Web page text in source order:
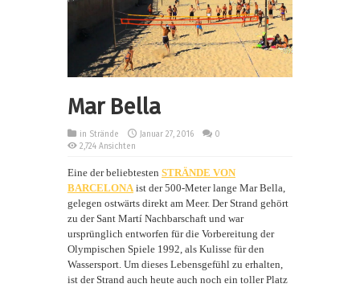
Mar Bella
in Strände Januar 27, 2016
0
2,724 Ansichten
Eine der beliebtesten STRÄNDE VON
BARCELONAist der 500-Meter lange Mar Bella,
gelegen ostwärts direkt am Meer. Der Strand gehört
zu der Sant Martí Nachbarschaft und war
ursprünglich entworfen für die Vorbereitung der
Olympischen Spiele 1992, als Kulisse für den
Wassersport. Um dieses Lebensgefühl zu erhalten,
ist der Strand auch heute auch noch ein toller Platz